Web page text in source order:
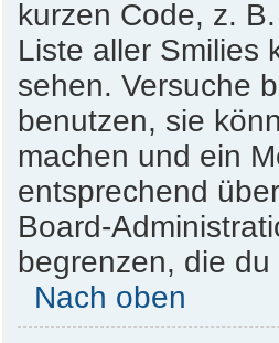
kurzen Code, z.
Liste aller Smilies
sehen. Versuche
benutzen, sie
machen und ein
entsprechend
Board-
begrenzen, die
Nach oben